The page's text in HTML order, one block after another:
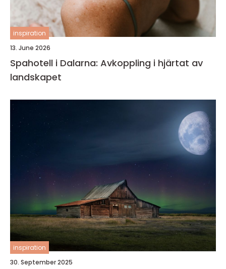
inspiration
13. June 2026
Spahotell i Dalarna: Avkoppling i hjärtat av
landskapet
inspiration
30. September 2025